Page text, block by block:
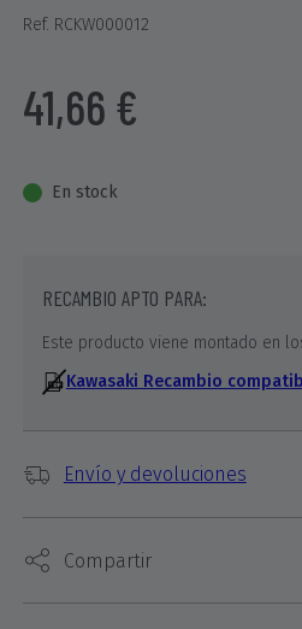
Ref. RCKW000012
41,66 €
En stock
RECAMBIO APTO PARA:
Este producto viene montado en
Kawasaki Recambio
Envío y devoluciones
Compartir